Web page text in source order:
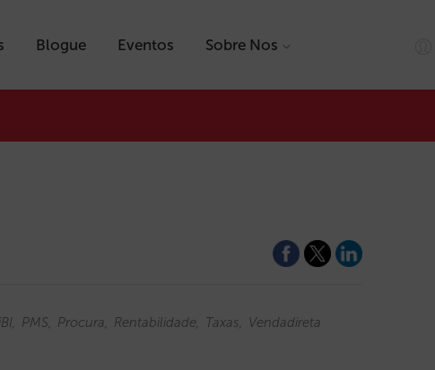
Blogue Eventos Sobre Nos
PMS Procura Rentabilidade Taxas Vendadireta